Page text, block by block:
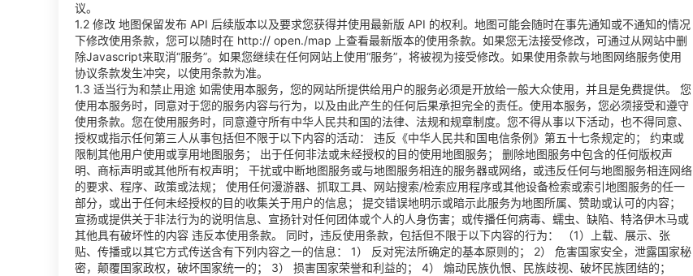
议。
1.2 修改 地图保留发布 API 后续版本以及要求您获得并使用最新版 API 的权利。地图可能会随时在事先通知或不通知的情况
下修改使用条款，您可以随时在 http:// open./map 上查看最新版本的使用条款。如果您无法接受修改，可通过从网站中删
除Javascript来取消“服务”。如果您继续在任何网站上使用“服务”，将被视为接受修改。如果使用条款与地图网络服务使用
协议条款发生冲突，以使用条款为准。
1.3 适当行为和禁止用途 如需使用本服务，您的网站所提供给用户的服务必须是开放给一般大众使用，并且是免费提供。 您
使用本服务时，同意对于您的服务内容与行为，以及由此产生的任何后果承担完全的责任。使用本服务，您必须接受和遵守
使用条款。您在使用服务时，同意遵守所有中华人民共和国的法律、法规和规章制度。您不得从事以下活动，也不得同意、
授权或指示任何第三人从事包括但不限于以下内容的活动： 违反《中华人民共和国电信条例》第五十七条规定的； 约束或
限制其他用户使用或享用地图服务； 出于任何非法或未经授权的目的使用地图服务； 删除地图服务中包含的任何版权声
明、商标声明或其他所有权声明； 干扰或中断地图服务或与地图服务相连的服务器或网络，或违反任何与地图服务相连网络
的要求、程序、政策或法规； 使用任何漫游器、抓取工具、网站搜索/检索应用程序或其他设备检索或索引地图服务的任一
部分，或出于任何未经授权的目的收集关于用户的信息； 提交错误地明示或暗示此服务为地图所属、赞助或认可的内容；
宣扬或提供关于非法行为的说明信息、宣扬针对任何团体或个人的人身伤害；或传播任何病毒、蠕虫、缺陷、特洛伊木马或
其他具有破坏性的内容 违反本使用条款。 同时，违反使用条款，包括但不限于以下内容的行为： （1）上载、展示、张
贴、传播或以其它方式传送含有下列内容之一的信息： 1） 反对宪法所确定的基本原则的； 2） 危害国家安全，泄露国家秘
密，颠覆国家政权，破坏国家统一的； 3） 损害国家荣誉和利益的； 4） 煽动民族仇恨、民族歧视、破坏民族团结的；